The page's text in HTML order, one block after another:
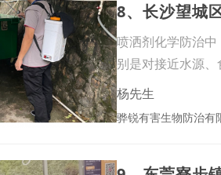
8、长沙望城
喷洒剂化学防治
别是对接近水源
据蟑
杨先生
骅锐有害生物防治有